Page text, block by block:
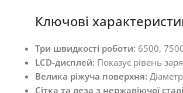
Ключові
Три швидкості роботи: 6500,
LCD-дисплей: Показує рівень
Велика ріжуча поверхня:
Сітка та леза з нержавіючої